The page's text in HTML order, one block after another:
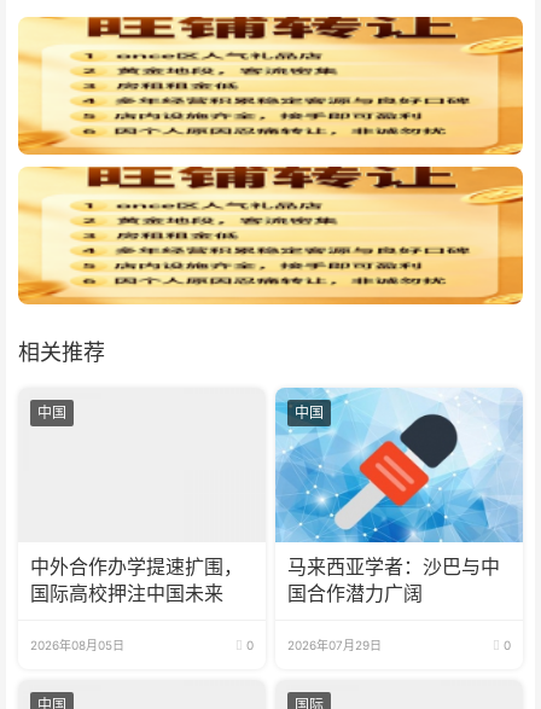
相关推荐
中国
中外合作办学提速扩围，
国际高校押注中国未来
2026年08月05日 0
中国
马来西亚学者：沙巴与中
国合作潜力广阔
2026年07月29日 0
中国 国际